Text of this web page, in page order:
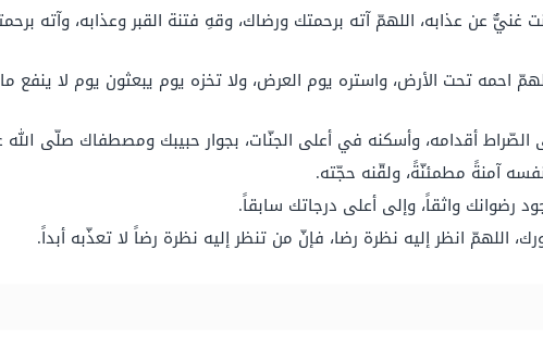
غنيٌّ عن عذابه، اللهمّ آته برحمتك ورضاك، وقهِ فتنة القبر وعذابه، وآته
احمه تحت الأرض، واستره يوم العرض، ولا تخزه يوم يبعثون يوم لا ينفع
الصّراط أقدامه، وأسكنه في أعلى الجنّات، بجوار حبيبك ومصطفاك صلّى
آمنةً مطمئنّةً، ولقّنه حجّته.
رضوانك واثقاً، وإلى أعلى درجاتك سابقاً.
اللهمّ انظر إليه نظرة رضا، فإنّ من تنظر إليه نظرة رضاً لا تعذّبه أبداً.